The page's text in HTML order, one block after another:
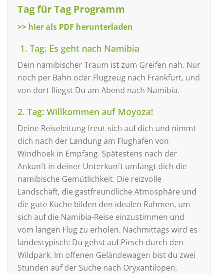
Tag für Tag Programm
>> hier als PDF herunterladen
1. Tag: Es geht nach Namibia
Dein namibischer Traum ist zum Greifen nah. Nur
noch per Bahn oder Flugzeug nach Frankfurt, und
von dort fliegst Du am Abend nach Namibia.
2. Tag: Willkommen auf Moyoza!
Deine Reiseleitung freut sich auf dich und nimmt
dich nach der Landung am Flughafen von
Windhoek in Empfang. Spätestens nach der
Ankunft in deiner Unterkunft umfängt dich die
namibische Gemütlichkeit. Die reizvolle
Landschaft, die gastfreundliche Atmosphäre und
die gute Küche bilden den idealen Rahmen, um
sich auf die Namibia-Reise einzustimmen und
vom langen Flug zu erholen. Nachmittags wird es
landestypisch: Du gehst auf Pirsch durch den
Wildpark. Im offenen Geländewagen bist du zwei
Stunden auf der Suche nach Oryxantilopen,